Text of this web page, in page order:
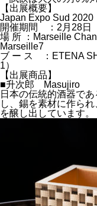
【出展概要】
Japan Expo Sud 2020
開催期間 ：2月28日
場 所 ：Marseille
Marseille7
ブ ー ス ：ETENA
1）
【出展商品】
■升次郎 Masujiro
日本の伝統的酒器で
し、錫を素材に作ら
を醸し出しています。